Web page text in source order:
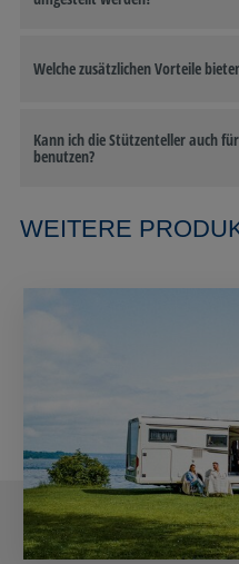
Welche zusätzlichen Vorteile
Kann ich die Stützenteller auch
benutzen?
WEITERE